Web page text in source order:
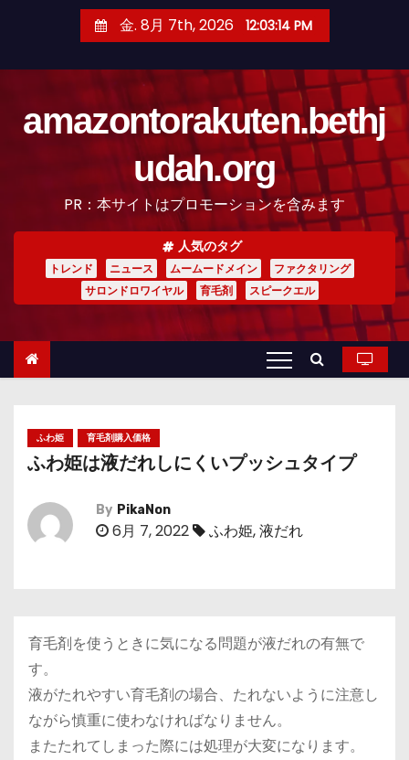
金. 8月 7th, 2026 12:03:15 PM
amazontorakuten.bethj
udah.org
PR：本サイトはプロモーションを含みます
人気のタグ
トレンド ニュース ムームードメイン
ファクタリング
サロンドロワイヤル
育毛剤 スピークエル
ふわ姫 育毛剤購入価格
ふわ姫は液だれしにくいプッシュタイプ
By PikaNon
6月 7, 2022 ふわ姫,液だれ
育毛剤を使うときに気になる問題が液だれの有無で
す。
液がたれやすい育毛剤の場合、たれないように注意し
ながら慎重に使わなければなりません。
またたれてしまった際には処理が大変になります。